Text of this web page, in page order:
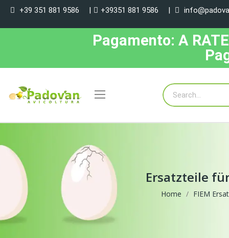
+39 351 881 9586 | +39351 881 9586 |
Pagamento: A
Ersatzteile
Home FIEM